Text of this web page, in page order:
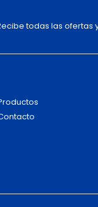
todas las ofertas